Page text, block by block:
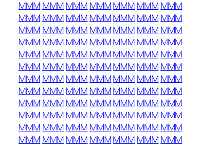
MMM MMMMMMMMMMMMMMM MMM
MMM MMMMMMMMMMMMMMM MMM
MMM MMMMMMMMMMMMMMM MMM
MMM MMMMMMMMMMMMMMM MMM
MMM MMMMMMMMMMMMMMM MMM
MMM MMMMMMMMMMMMMMM MMM
MMM MMMMMMMMMMMMMMM MMM
MMM MMMMMMMMMMMMMMM MMM
MMM MMMMMMMMMMMMMMM MMM
MMM MMMMMMMMMMMMMMM MMM
MMM MMMMMMMMMMMMMMM MMM
MMM MMMMMMMMMMMMMMM MMM